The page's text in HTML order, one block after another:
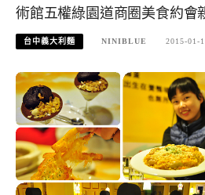
術館五權綠園道商圈美食約會
台中義大利麵 NINIBLUE 2015-01-